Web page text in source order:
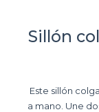
Sillón
Este sillón
a mano. Une